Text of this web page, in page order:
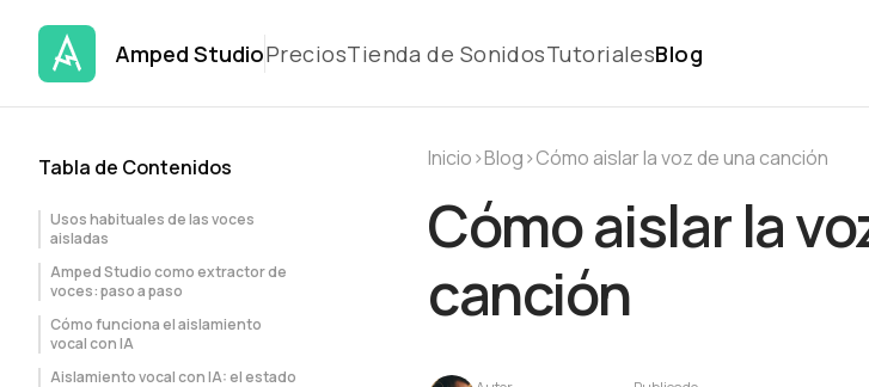
Amped StudioPreciosTienda de SonidosTutorialesBlog
Tabla de Contenidos
Usos habituales de las voces
aisladas
Amped Studio como extractor de
voces: paso a paso
Cómo funciona el aislamiento
vocal con IA
Aislamiento vocal con IA: el estado
Inicio›Blog›Cómo aislar la voz de una canción
Cómo aislar la
canción